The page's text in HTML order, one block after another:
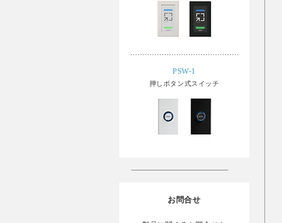
PSW-1
押しボタン式スイッチ
お問合せ